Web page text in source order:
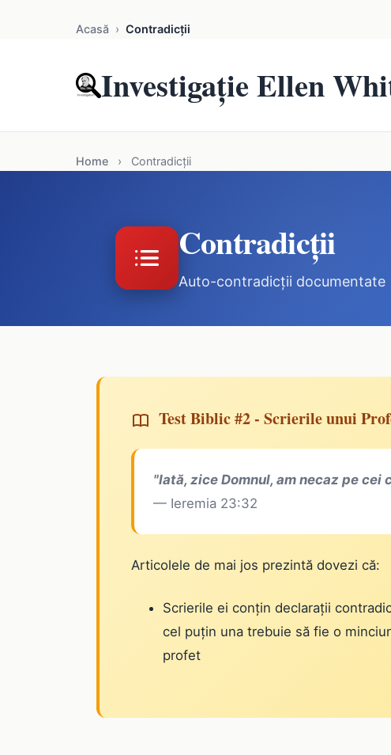
Acasă › Contradicții
Investigație Ellen
Home › Contradicții
Contradicții
Auto-contradicții documentate
Test Biblic #2 - Scrierile unui
"Iată, zice Domnul, am necaz pe
— Ieremia 23:32
Articolele de mai jos prezintă dovezi că:
Scrierile ei conțin declarații
cel puțin una trebuie să fie o
profet